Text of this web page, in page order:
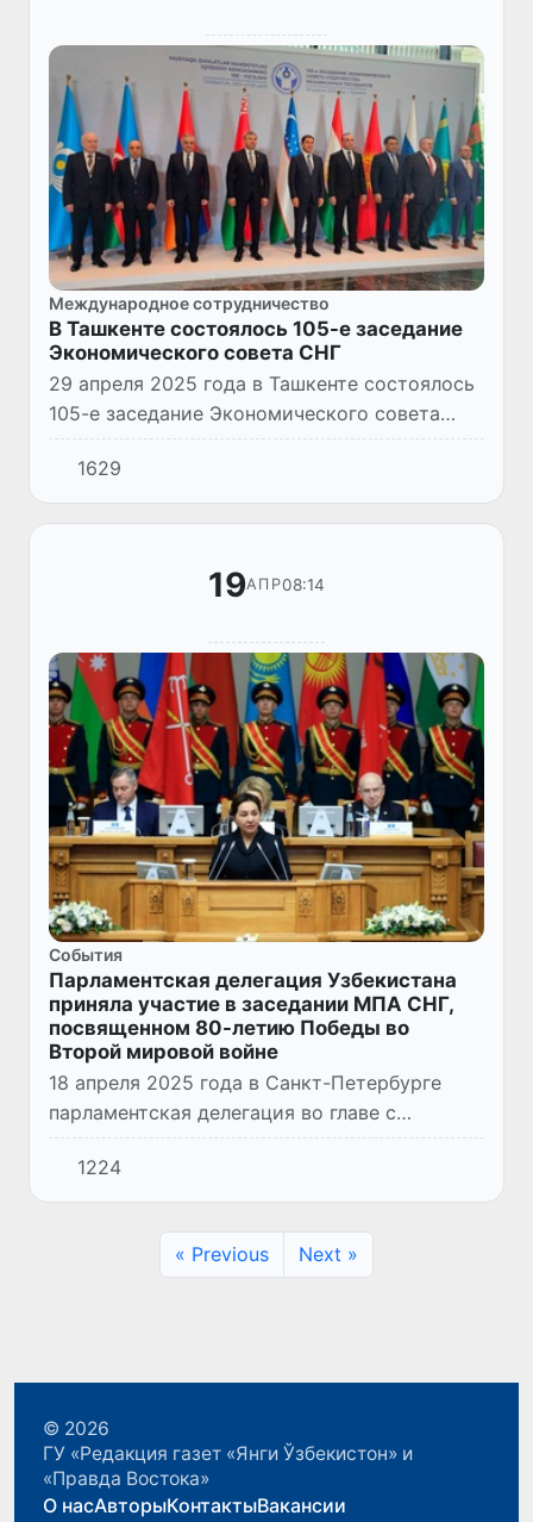
Международное сотрудничество
В Ташкенте состоялось 105-е заседание
Экономического совета СНГ
29 апреля 2025 года в Ташкенте состоялось
105-е заседание Экономического совета
СНГ.
1629
19АПР08:14
Cобытия
Парламентская делегация Узбекистана
приняла участие в заседании МПА СНГ,
посвященном 80-летию Победы во
Второй мировой войне
18 апреля 2025 года в Санкт-Петербурге
парламентская делегация во главе с
Председателем Сената Олий Мажлиса
Республики Узбекистан Танзилой Нарбаевой
приняла участие в торжественном...
1224
« Previous Next »
© 2026
ГУ «Редакция газет «Янги Ўзбекистон» и
«Правда Востока»
О насАвторыКонтактыВакансии